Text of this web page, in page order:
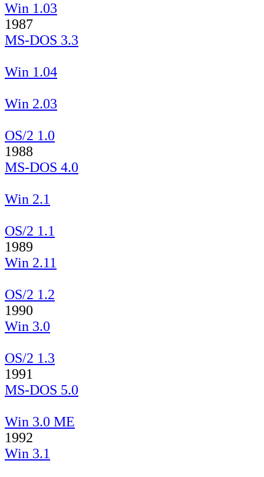
Win 1.03
1987
MS-DOS 3.3
Win 1.04
Win 2.03
OS/2 1.0
1988
MS-DOS 4.0
Win 2.1
OS/2 1.1
1989
Win 2.11
OS/2 1.2
1990
Win 3.0
OS/2 1.3
1991
MS-DOS 5.0
Win 3.0 ME
1992
Win 3.1